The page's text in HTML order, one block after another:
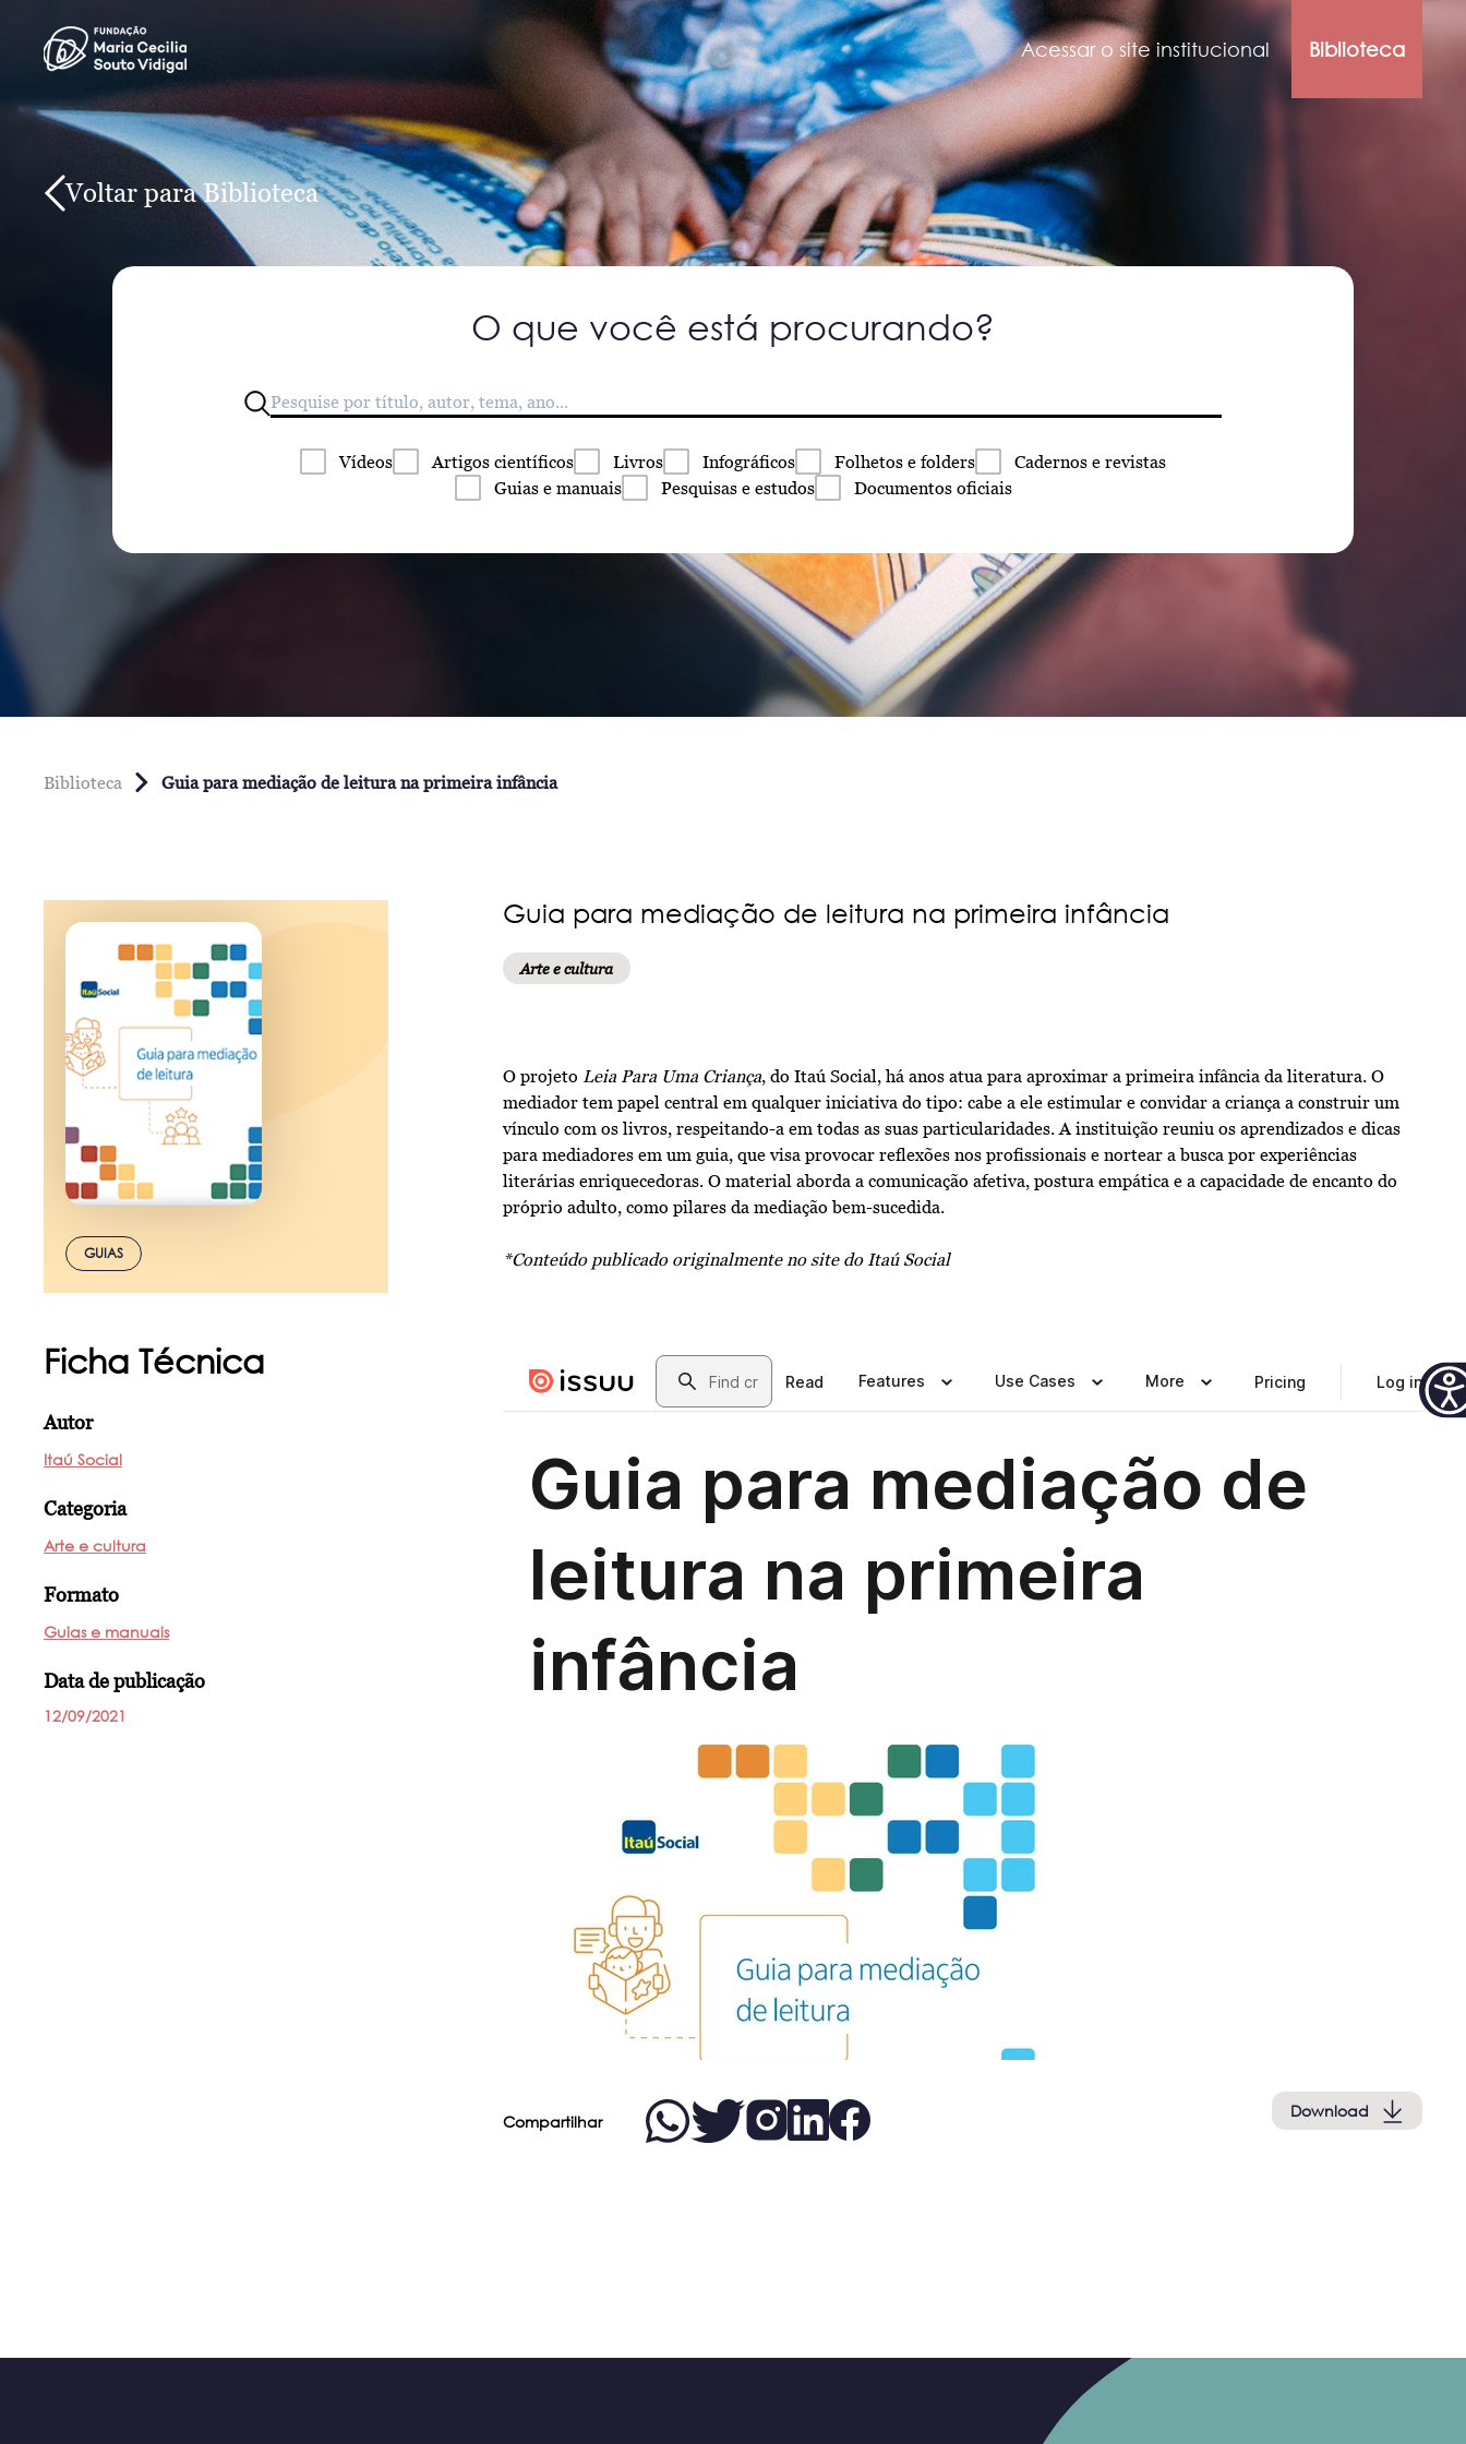
Acessar o site institucional Biblioteca
Voltar para Biblioteca
O que você está procurando?
Vídeos Artigos científicos Livros Infográficos Folhetos e folders Cadernos e revistas
Guias e manuais Pesquisas e estudos Documentos oficiais
Biblioteca Guia para mediação de leitura na primeira infância
GUIAS
Ficha Técnica
Autor
Itaú Social
Categoria
Arte e cultura
Formato
Guias e manuais
Data de publicação
12/09/2021
Guia para mediação de leitura na primeira infância
Arte e cultura
O projeto Leia Para Uma Criança, do Itaú Social, há anos atua para aproximar a primeira infância da literatura. O
mediador tem papel central em qualquer iniciativa do tipo: cabe a ele estimular e convidar a criança a construir um
vínculo com os livros, respeitando-a em todas as suas particularidades. A instituição reuniu os aprendizados e dicas
para mediadores em um guia, que visa provocar reflexões nos profissionais e nortear a busca por experiências
literárias enriquecedoras. O material aborda a comunicação afetiva, postura empática e a capacidade de encanto do
próprio adulto, como pilares da mediação bem-sucedida.
*Conteúdo publicado originalmente no site do Itaú Social
Compartilhar
Download